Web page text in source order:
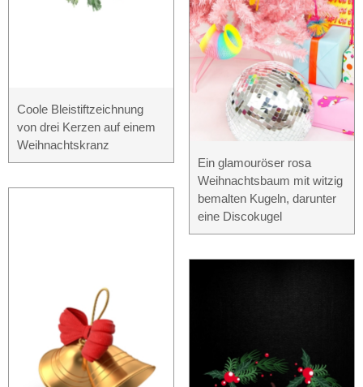
Coole Bleistiftzeichnung
von drei Kerzen auf einem
Weihnachtskranz
Ein glamouröser rosa
Weihnachtsbaum mit witzig
bemalten Kugeln, darunter
eine Discokugel